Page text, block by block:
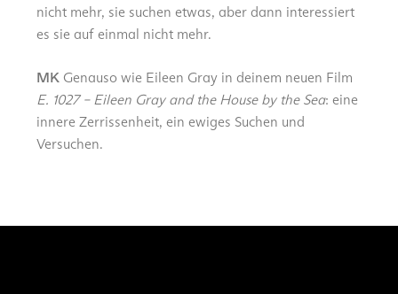
nicht mehr, sie suchen etwas, aber dann interessiert
es sie auf einmal nicht mehr.
MK Genauso wie Eileen Gray in deinem neuen Film
E. 1027 – Eileen Gray and the House by the Sea: eine
innere Zerrissenheit, ein ewiges Suchen und
Versuchen.